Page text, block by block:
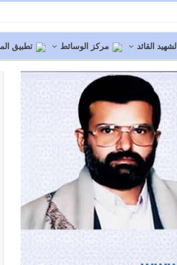
الشهيد القائد مركز الوسائط تطبيق